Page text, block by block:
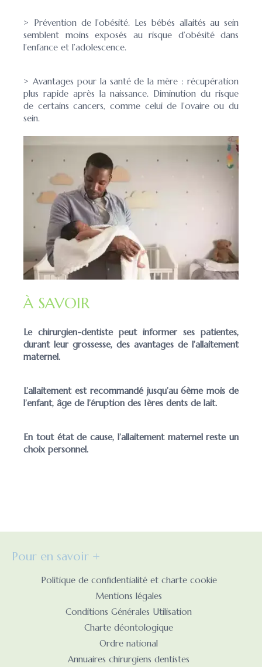
> Prévention de l’obésité. Les bébés allaités au sein
semblent moins exposés au risque d’obésité dans
l’enfance et l’adolescence.
> Avantages pour la santé de la mère : récupération
plus rapide après la naissance. Diminution du risque
de certains cancers, comme celui de l’ovaire ou du
sein.
À SAVOIR
Le chirurgien-dentiste peut informer ses patientes,
durant leur grossesse, des avantages de l’allaitement
maternel.
L’allaitement est recommandé jusqu’au 6ème mois de
l’enfant, âge de l’éruption des 1ères dents de lait.
En tout état de cause, l’allaitement maternel reste un
choix personnel.
Pour en savoir +
Politique de confidentialité et charte cookie
Mentions légales
Conditions Générales Utilisation
Charte déontologique
Ordre national
Annuaires chirurgiens dentistes